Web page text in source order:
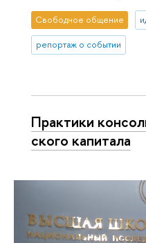
Свободное общение
репортаж о событии
Практики
ско­го капитала